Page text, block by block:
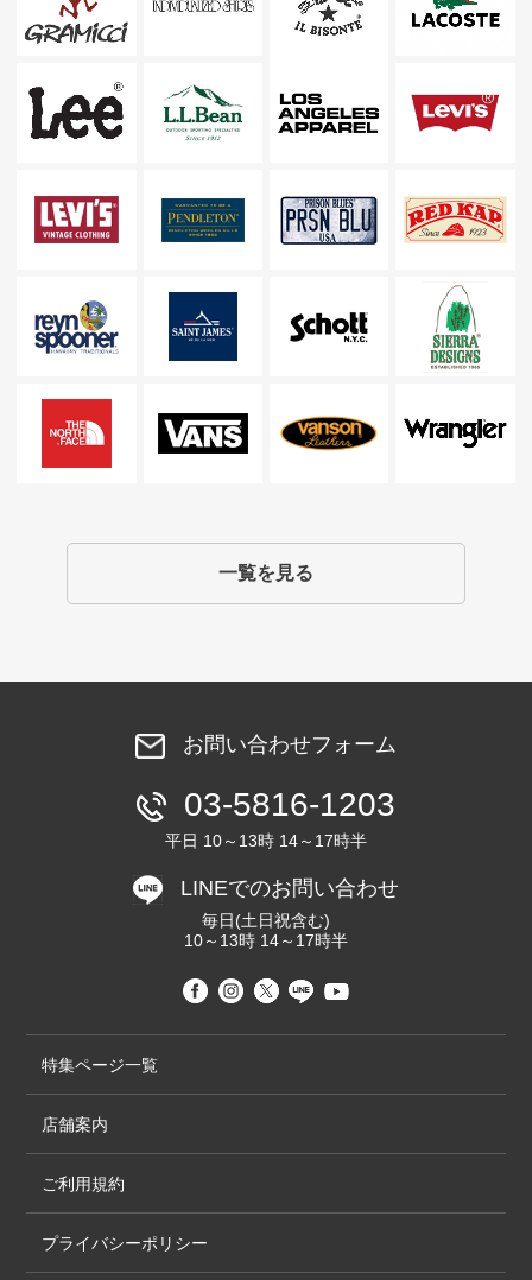
一覧を見る
お問い合わせフォーム
03-5816-1203
平日 10～13時 14～17時半
LINEでのお問い合わせ
毎日(土日祝含む)
10～13時 14～17時半
特集ページ一覧
店舗案内
ご利用規約
プライバシーポリシー